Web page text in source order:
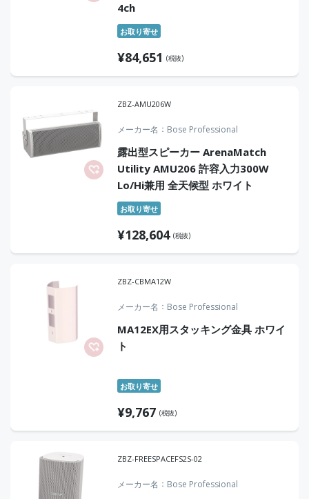
4ch
お取り寄せ
¥84,651 (税抜)
ZBZ-AMU206W
メーカー名 Bose Professional
露出型スピーカー ArenaMatch
Utility AMU206 許容入力300W
Lo/Hi兼用 全天候型 ホワイト
お取り寄せ
¥128,604 (税抜)
ZBZ-CBMA12W
メーカー名 Bose Professional
MA12EX用スタッキング金具 ホワイ
ト
お取り寄せ
¥9,767 (税抜)
ZBZ-FREESPACEFS2S-02
メーカー名 Bose Professional